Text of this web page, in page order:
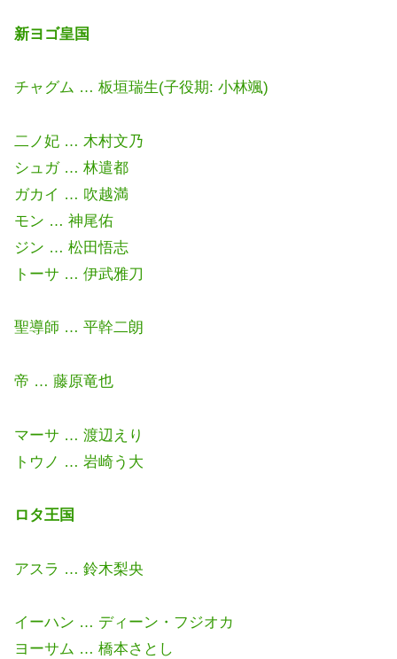
新ヨゴ皇国
チャグム … 板垣瑞生(子役期: 小林颯)
二ノ妃 … 木村文乃
シュガ … 林遣都
ガカイ … 吹越満
モン … 神尾佑
ジン … 松田悟志
トーサ … 伊武雅刀
聖導師 … 平幹二朗
帝 … 藤原竜也
マーサ … 渡辺えり
トウノ … 岩崎う大
ロタ王国
アスラ … 鈴木梨央
イーハン … ディーン・フジオカ
ヨーサム … 橋本さとし